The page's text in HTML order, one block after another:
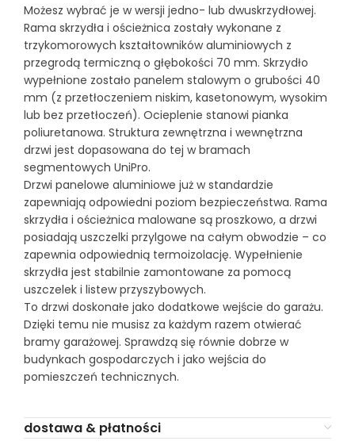
Możesz wybrać je w wersji jedno- lub dwuskrzydłowej.
Rama skrzydła i ościeżnica zostały wykonane z
trzykomorowych kształtowników aluminiowych z
przegrodą termiczną o głębokości 70 mm. Skrzydło
wypełnione zostało panelem stalowym o grubości 40
mm (z przetłoczeniem niskim, kasetonowym, wysokim
lub bez przetłoczeń). Ocieplenie stanowi pianka
poliuretanowa. Struktura zewnętrzna i wewnętrzna
drzwi jest dopasowana do tej w bramach
segmentowych UniPro.
Drzwi panelowe aluminiowe już w standardzie
zapewniają odpowiedni poziom bezpieczeństwa. Rama
skrzydła i ościeżnica malowane są proszkowo, a drzwi
posiadają uszczelki przylgowe na całym obwodzie – co
zapewnia odpowiednią termoizolację. Wypełnienie
skrzydła jest stabilnie zamontowane za pomocą
uszczelek i listew przyszybowych.
To drzwi doskonałe jako dodatkowe wejście do garażu.
Dzięki temu nie musisz za każdym razem otwierać
bramy garażowej. Sprawdzą się równie dobrze w
budynkach gospodarczych i jako wejścia do
pomieszczeń technicznych.
dostawa & płatności